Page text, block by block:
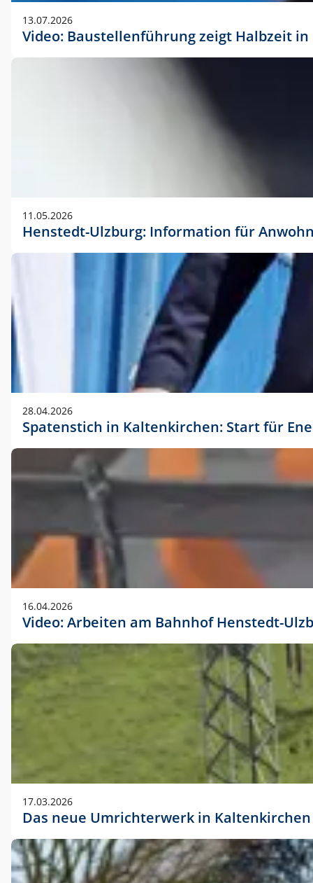
13.07.2026
Video: Baustellenführung zeigt Halbzeit
11.05.2026
Henstedt-Ulzburg: Information für
28.04.2026
Spatenstich in Kaltenkirchen: Start für
16.04.2026
Video: Arbeiten am Bahnhof Henstedt-
17.03.2026
Das neue Umrichterwerk in Kaltenkirchen